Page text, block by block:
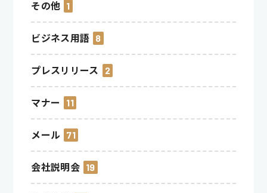
その他 1
ビジネス用語 8
プレスリリース 2
マナー 11
メール 71
会社説明会 19